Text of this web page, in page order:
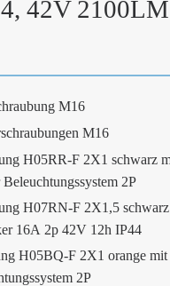
42V 2100LM
M16
M16
H05RR-F 2X1 schwarz
2P
H07RN-F 2X1,5
16A 2p 42V 12h IP44
H05BQ-F 2X1 orange mit
2P